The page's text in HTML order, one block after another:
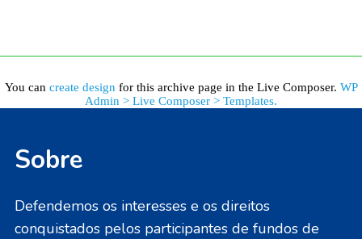
You can create design for this archive page in the Live Composer. WP
Admin > Live Composer > Templates.
Sobre
Defendemos os interesses e os direitos
conquistados pelos participantes de fundos de